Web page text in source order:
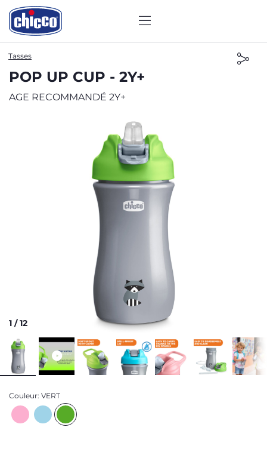
Tasses
POP UP CUP - 2Y+
AGE RECOMMANDÉ 2Y+
1 /12
Couleur: VERT